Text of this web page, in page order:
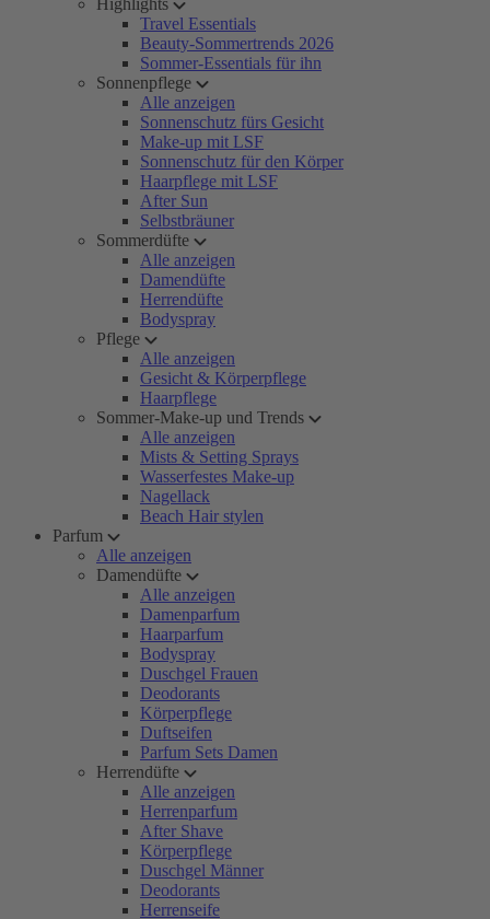
Highlights
Travel Essentials
Beauty-Sommertrends 2026
Sommer-Essentials für ihn
Sonnenpflege
Alle anzeigen
Sonnenschutz fürs Gesicht
Make-up mit LSF
Sonnenschutz für den Körper
Haarpflege mit LSF
After Sun
Selbstbräuner
Sommerdüfte
Alle anzeigen
Damendüfte
Herrendüfte
Bodyspray
Pflege
Alle anzeigen
Gesicht & Körperpflege
Haarpflege
Sommer-Make-up und Trends
Alle anzeigen
Mists & Setting Sprays
Wasserfestes Make-up
Nagellack
Beach Hair stylen
Parfum
Alle anzeigen
Damendüfte
Alle anzeigen
Damenparfum
Haarparfum
Bodyspray
Duschgel Frauen
Deodorants
Körperpflege
Duftseifen
Parfum Sets Damen
Herrendüfte
Alle anzeigen
Herrenparfum
After Shave
Körperpflege
Duschgel Männer
Deodorants
Herrenseife